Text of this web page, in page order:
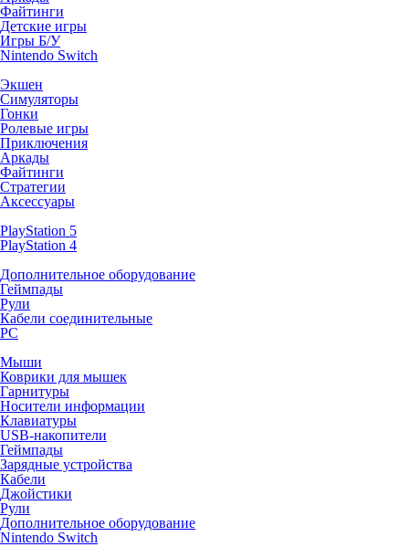
Файтинги
Детские игры
Игры Б/У
Nintendo Switch
Экшен
Симуляторы
Гонки
Ролевые игры
Приключения
Аркады
Файтинги
Стратегии
Аксессуары
PlayStation 5
PlayStation 4
Дополнительное оборудование
Геймпады
Рули
Кабели соединительные
PC
Мыши
Коврики для мышек
Гарнитуры
Носители информации
Клавиатуры
USB-накопители
Геймпады
Зарядные устройства
Кабели
Джойстики
Рули
Дополнительное оборудование
Nintendo Switch